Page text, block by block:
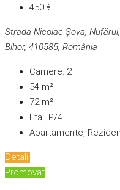
450 €
Strada Nicolae Șova,
Bihor, 410585, România
Camere: 2
54 m²
72m²
Etaj: P/4
Apartamente,
Detalii
Promovat